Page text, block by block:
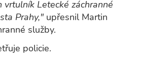
Letecké záchranné
Prahy," upřesnil Martin
služby.
policie.